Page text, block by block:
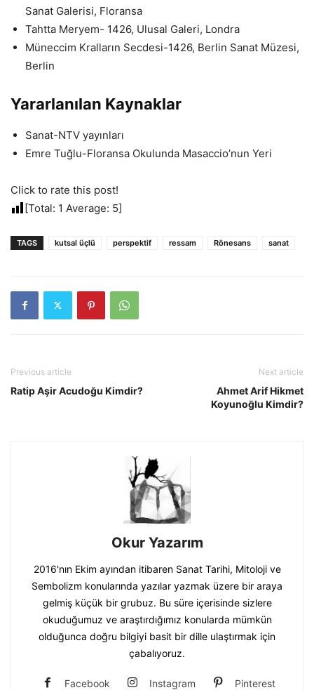
Sanat Galerisi, Floransa
Tahtta Meryem- 1426, Ulusal Galeri, Londra
Müneccim Kralların Secdesi-1426, Berlin Sanat Müzesi,
Berlin
Yararlanılan Kaynaklar
Sanat-NTV yayınları
Emre Tuğlu-Floransa Okulunda Masaccio’nun Yeri
Click to rate this post!
[Total: 1 Average: 5]
TAGS kutsal üçlü perspektif ressam Rönesans sanat
Previous article
Ratip Aşir Acudoğu Kimdir?
Next article
Ahmet Arif Hikmet
Koyunoğlu Kimdir?
Okur Yazarım
2016'nın Ekim ayından itibaren Sanat Tarihi, Mitoloji ve
Sembolizm konularında yazılar yazmak üzere bir araya
gelmiş küçük bir grubuz. Bu süre içerisinde sizlere
okuduğumuz ve araştırdığımız konularda mümkün
olduğunca doğru bilgiyi basit bir dille ulaştırmak için
çabalıyoruz.
Facebook Instagram Pinterest